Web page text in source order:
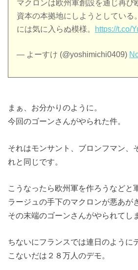
マクロンは欧州軍創設を通じ再び
資本の本拠地にしようとしている
には気に入らぬ模様。
https://t.co/
— よーすけ (@yoshimichi0409)
まぁ、お分かりのように。
今回のゴーンさんがやられた件。
それはモンサント、ブロンフマン、
れと同じです。
こうなったら欧州軍を作ろうなどと
ラージュの手下のマクロンが悪あが
その末端のゴーンさんがやられてし
ちないにフランスでは連日のように
こないだは２８万人のデモ。